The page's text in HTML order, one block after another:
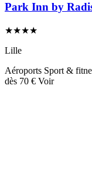
Park Inn by
★★★★
Lille
Aéroports Sport &
dès 70 € Voir